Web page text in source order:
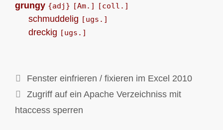
grungy {adj} [Am.] [coll.]
schmuddelig [ugs.]
dreckig [ugs.]
Fenster einfrieren / fixieren im Excel 2010
Zugriff auf ein Apache Verzeichniss mit
htaccess sperren